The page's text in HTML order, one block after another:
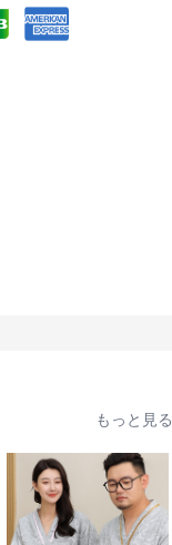
もっと見る